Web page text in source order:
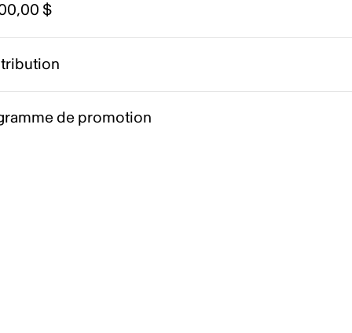
$
de promotion